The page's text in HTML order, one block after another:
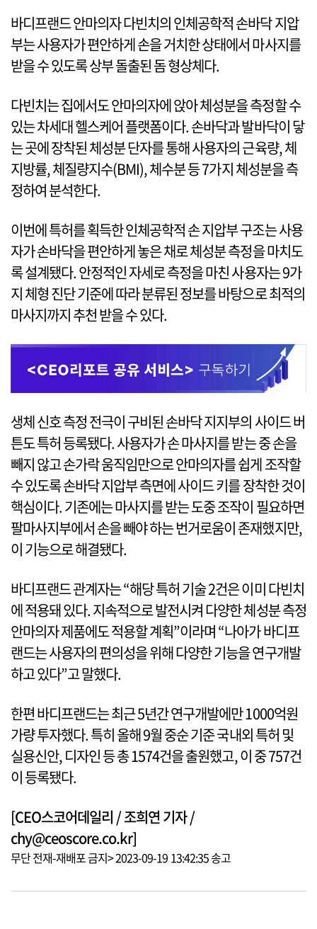
바디프랜드 안마의자 다빈치의 인체공학적 손바닥 지압
부는 사용자가 편안하게 손을 거치한 상태에서 마사지를
받을 수 있도록 상부 돌출된 돔 형상체다.
다빈치는 집에서도 안마의자에 앉아 체성분을 측정할 수
있는 차세대 헬스케어 플랫폼이다. 손바닥과 발바닥이 닿
는 곳에 장착된 체성분 단자를 통해 사용자의 근육량, 체
지방률, 체질량지수(BMI), 체수분 등 7가지 체성분을 측
정하여 분석한다.
이번에 특허를 획득한 인체공학적 손 지압부 구조는 사용
자가 손바닥을 편안하게 놓은 채로 체성분 측정을 마치도
록 설계됐다. 안정적인 자세로 측정을 마친 사용자는 9가
지 체형 진단 기준에 따라 분류된 정보를 바탕으로 최적의
마사지까지 추천 받을 수 있다.
생체 신호 측정 전극이 구비된 손바닥 지지부의 사이드 버
튼도 특허 등록됐다. 사용자가 손 마사지를 받는 중 손을
빼지 않고 손가락 움직임만으로 안마의자를 쉽게 조작할
수 있도록 손바닥 지압부 측면에 사이드 키를 장착한 것이
핵심이다. 기존에는 마사지를 받는 도중 조작이 필요하면
팔마사지부에서 손을 빼야 하는 번거로움이 존재했지만,
이 기능으로 해결됐다.
바디프랜드 관계자는 “해당 특허 기술 2건은 이미 다빈치
에 적용돼 있다. 지속적으로 발전시켜 다양한 체성분 측정
안마의자 제품에도 적용할 계획”이라며 “나아가 바디프
랜드는 사용자의 편의성을 위해 다양한 기능을 연구개발
하고 있다”고 말했다.
한편 바디프랜드는 최근 5년간 연구개발에만 1000억원
가량 투자했다. 특히 올해 9월 중순 기준 국내외 특허 및
실용신안, 디자인 등 총 1574건을 출원했고, 이 중 757건
이 등록됐다.
[CEO스코어데일리 / 조희연 기자 /
chy@ceoscore.co.kr]
무단 전재-재배포 금지> 2023-09-19 13:42:35 송고